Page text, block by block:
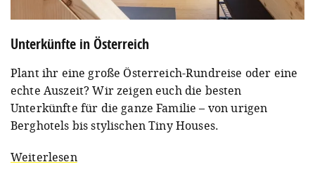
Unterkünfte in Österreich
Plant ihr eine große Österreich-Rundreise oder eine
echte Auszeit? Wir zeigen euch die besten
Unterkünfte für die ganze Familie – von urigen
Berghotels bis stylischen Tiny Houses.
Weiterlesen